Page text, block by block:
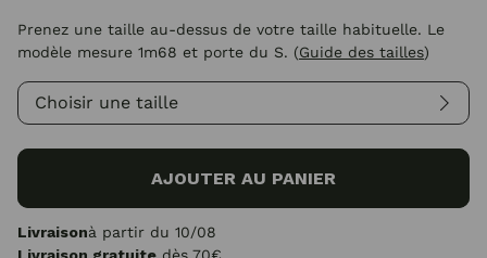
Prenez une taille au-dessus de votre taille habituelle. Le
modèle mesure 1m68 et porte du S. (Guide des tailles)
Choisir une taille
AJOUTER AU PANIER
Livraisonà partir du 10/08